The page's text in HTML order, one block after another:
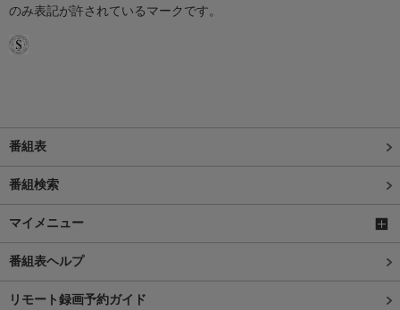
のみ表記が許されているマークです。
番組表
番組検索
マイメニュー
番組表ヘルプ
リモート録画予約ガイド